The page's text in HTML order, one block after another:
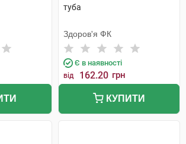
туба
Здоров'я ФК
Є в наявності
від 162.20 грн
КУПИТИ